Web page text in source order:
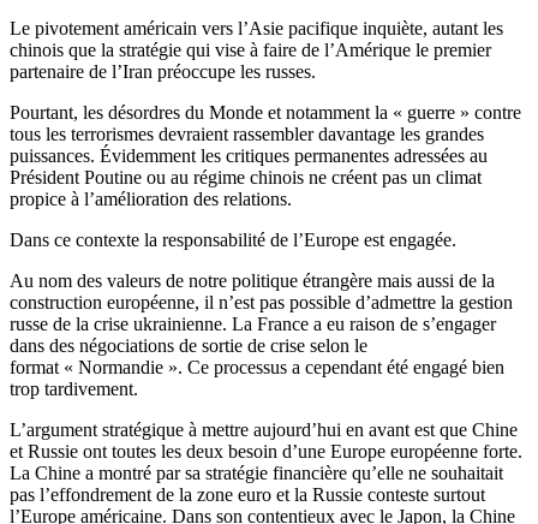
Le pivotement américain vers l’Asie pacifique inquiète, autant les
chinois que la stratégie qui vise à faire de l’Amérique le premier
partenaire de l’Iran préoccupe les russes.
Pourtant, les désordres du Monde et notamment la « guerre » contre
tous les terrorismes devraient rassembler davantage les grandes
puissances. Évidemment les critiques permanentes adressées au
Président Poutine ou au régime chinois ne créent pas un climat
propice à l’amélioration des relations.
Dans ce contexte la responsabilité de l’Europe est engagée.
Au nom des valeurs de notre politique étrangère mais aussi de la
construction européenne, il n’est pas possible d’admettre la gestion
russe de la crise ukrainienne. La France a eu raison de s’engager
dans des négociations de sortie de crise selon le
format « Normandie ». Ce processus a cependant été engagé bien
trop tardivement.
L’argument stratégique à mettre aujourd’hui en avant est que Chine
et Russie ont toutes les deux besoin d’une Europe européenne forte.
La Chine a montré par sa stratégie financière qu’elle ne souhaitait
pas l’effondrement de la zone euro et la Russie conteste surtout
l’Europe américaine. Dans son contentieux avec le Japon, la Chine